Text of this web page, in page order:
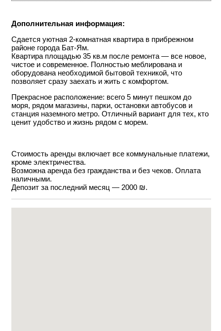
Дополнительная информация:
Сдается уютная 2-комнатная квартира в прибрежном
районе города Бат-Ям.
Квартира площадью 35 кв.м после ремонта — все новое,
чистое и современное. Полностью меблирована и
оборудована необходимой бытовой техникой, что
позволяет сразу заехать и жить с комфортом.
Прекрасное расположение: всего 5 минут пешком до
моря, рядом магазины, парки, остановки автобусов и
станция наземного метро. Отличный вариант для тех, кто
ценит удобство и жизнь рядом с морем.
Стоимость аренды включает все коммунальные платежи,
кроме электричества.
Возможна аренда без гражданства и без чеков. Оплата
наличными.
Депозит за последний месяц — 2000 ₪.